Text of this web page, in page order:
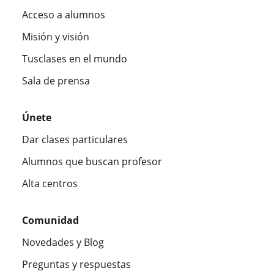
Acceso a alumnos
Misión y visión
Tusclases en el mundo
Sala de prensa
Únete
Dar clases particulares
Alumnos que buscan profesor
Alta centros
Comunidad
Novedades y Blog
Preguntas y respuestas